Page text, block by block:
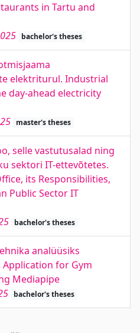
in Tartu and
bachelor's theses
elektriturul. Industrial
day-ahead electricity
master's theses
selle vastutusalad ning
sektori IT-ettevõtetes.
its Responsibilities,
Public Sector IT
bachelor's theses
analüüsiks
for Gym
Mediapipe
bachelor's theses